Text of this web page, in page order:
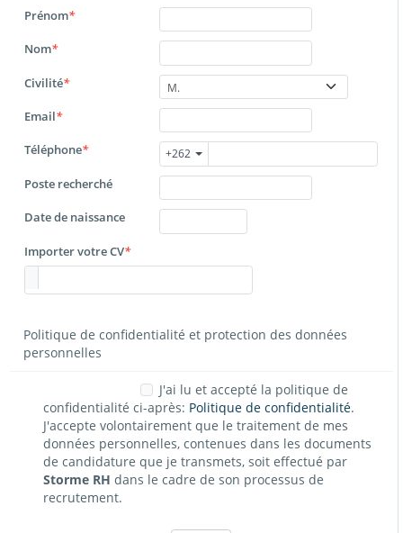
Prénom*
Nom*
Civilité* M.
Email*
Téléphone* +262
Poste recherché
Date de naissance
Importer votre CV*
Politique de confidentialité et protection des données
personnelles
J'ai lu et accepté la politique de
confidentialité ci-après: Politique de confidentialité.
J'accepte volontairement que le traitement de mes
données personnelles, contenues dans les documents
de candidature que je transmets, soit effectué par
Storme RH dans le cadre de son processus de
recrutement.